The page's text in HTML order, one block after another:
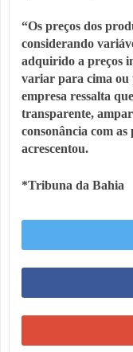
“Os preços dos
considerando
adquirido a preços
variar para cima ou
empresa ressalta
transparente,
consonância com
acrescentou.
*Tribuna da Bahia